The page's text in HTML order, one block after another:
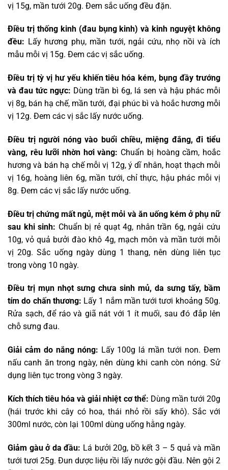
vị 15g, mần tưới 20g. Đem sắc uống đều đặn.
Điều trị thống kinh (đau bụng kinh) và kinh nguyệt không
đều: Lấy hương phụ, mần tưới, ngải cứu, nhọ nồi và ích
mẫu mỗi vị 15g. Đem các vị sắc uống.
Điều trị tỳ vị hư yếu khiến tiêu hóa kém, bụng đầy trướng
và đau tức ngực: Dùng trần bì 6g, lá sen và hậu phác mỗi
vị 8g, bán hạ chế, mần tưới, đại phúc bì và hoắc hương mỗi
vị 12g. Đem các vị sắc lấy nước uống.
Điều trị người nóng vào buổi chiều, miệng đắng, đi tiểu
vàng, rêu lưỡi nhờn hơi vàng: Chuẩn bị hoàng cầm, hoắc
hương và bán hạ chế mỗi vị 12g, ý dĩ nhân, hoạt thạch mỗi
vị 16g, hoàng liên 6g, mần tưới, chỉ thực, hậu phác mỗi vị
8g. Đem các vị sắc lấy nước uống.
Điều trị chứng mất ngủ, mệt mỏi và ăn uống kém ở phụ nữ
sau khi sinh: Chuẩn bị rẻ quạt 4g, nhân trần 6g, ngải cứu
10g, vỏ quả bưởi đào khô 4g, mạch môn và mần tưới mỗi
vị 20g. Sắc uống ngày dùng 1 thang, nên dùng liên tục
trong vòng 10 ngày.
Điều trị mụn nhọt sưng chưa sinh mủ, da sưng tấy, bầm
tím do chấn thương: Lấy 1 nắm mần tưới tươi khoảng 50g.
Rửa sạch, để ráo và giã nát với 1 ít muối, sau đó đắp lên
chỗ sưng đau.
Giải cảm do nắng nóng: Lấy 100g lá mần tưới non. Đem
nấu canh ăn trong ngày, nên dùng khi canh còn nóng. Sử
dụng liên tục trong vòng 3 ngày.
Kích thích tiêu hóa và giải nhiệt cơ thể: Dùng mần tưới 20g
(hái trước khi cây có hoa, thái nhỏ rồi sấy khô). Sắc với
300ml nước, còn lại 100ml dùng uống hằng ngày.
Giảm gàu ở da đầu: Lá bưởi 20g, bồ kết 3 – 5 quả và mần
tưới tươi 25g. Đun dược liệu rồi lấy nước gội đầu. Nên gội 2